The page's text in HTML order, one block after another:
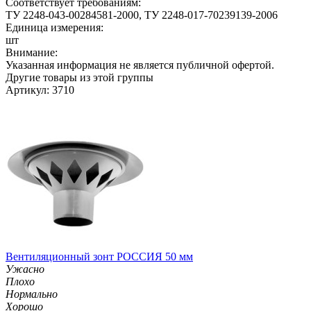
ТУ 2248-043-00284581-2000, ТУ 2248-017-70239139-2006
Единица измерения:
шт
Внимание:
Указанная информация не является публичной офертой.
Другие товары из этой группы
Артикул: 3710
Вентиляционный зонт РОССИЯ 50 мм
Ужасно
Плохо
Нормально
Хорошо